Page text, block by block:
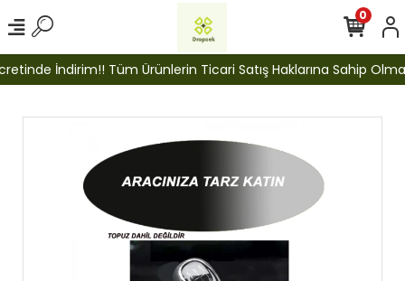
İndirim!! Tüm Ürünlerin Ticari Satış Haklarına Sahip
0